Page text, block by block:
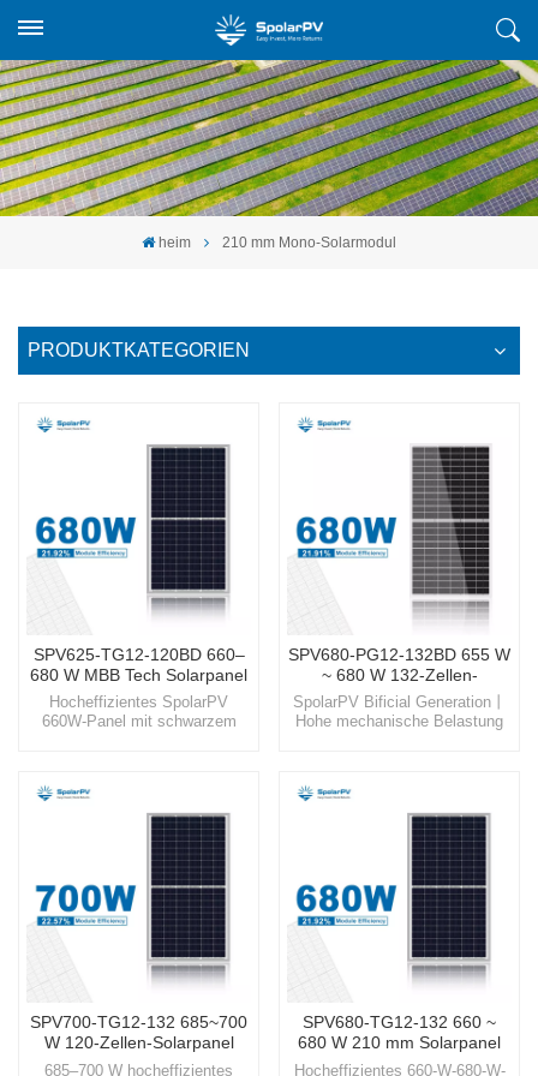
heim 210 mm Mono-Solarmodul
PRODUKTKATEGORIEN
SPV625-TG12-120BD 660–
680 W MBB Tech Solarpanel
Hocheffizientes SpolarPV
660W-Panel mit schwarzem
zuvor mit den hochmodernen
Solarlösungen von SpolarPV,
die auf beispiellose Effizienz
und Zuverlässigkeit ausgelegt
sind.
SPV680-PG12-132BD 655 W
~ 680 W 132-Zellen-
Solarpanel
SpolarPV Bificial Generation丨
Hohe mechanische Belastung
der Bereitstellung
fortschrittlicher und nachhaltiger
Solarenergielösungen für eine
SPV700-TG12-132 685~700
W 120-Zellen-Solarpanel
685–700 W hocheffizientes
SPV680-TG12-132 660 ~
680 W 210 mm Solarpanel
Hocheffizientes 660-W-680-W-